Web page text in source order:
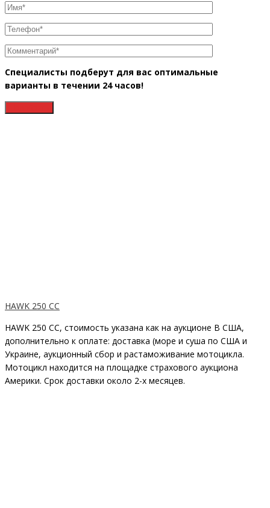
Специалисты подберут для вас оптимальные
варианты в течении 24 часов!
HAWK 250 CC
HAWK 250 CC, cтоимость указана как на аукционе В США,
дополнительно к оплате: доставка (море и суша по США и
Украине, аукционный сбор и растаможивание мотоцикла.
Мотоцикл находится на площадке страхового аукциона
Америки. Срок доставки около 2-х месяцев.